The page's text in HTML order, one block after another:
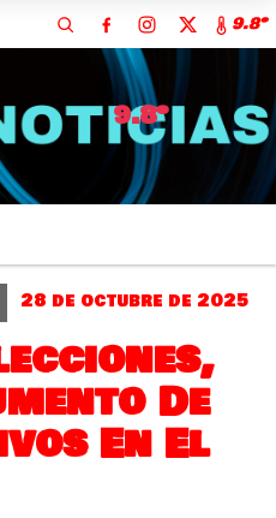
9.8º
9.8º
28 de octubre de 2025
De
En El